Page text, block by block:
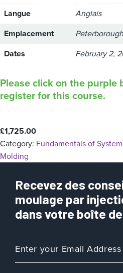
Langue
Anglais
Emplacement
Dates
February 2,
Please click on the purple
register for this course.
£1,725.00
Category: Fundamentals of
Molding
Recevez des
moulage par
dans votre boîte